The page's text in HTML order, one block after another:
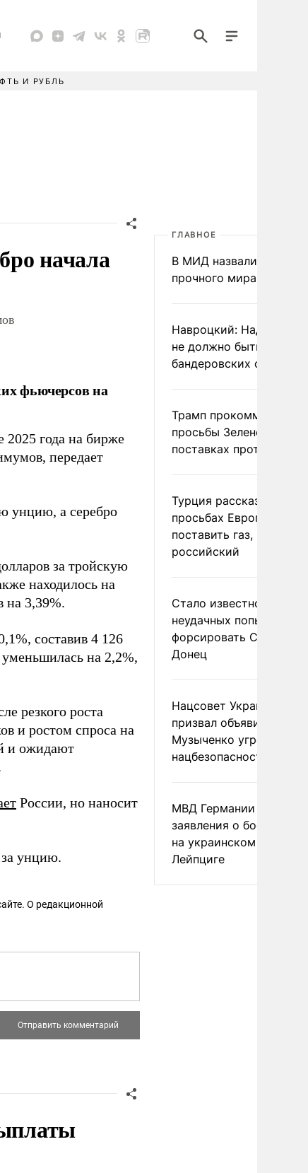
И РУБЛЬ
начала
фьючерсов на
2025 года на бирже
передает
унцию, а серебро
за тройскую
находилось на
на 3,39%.
составив 4 126
на 2,2%,
резкого роста
и ростом спроса на
и ожидают
России, но наносит
унцию.
О редакционной
ГЛАВНОЕ
В МИД назвали условия
прочного мира на
Навроцкий: Над
не должно быть
бандеровских флагов
Трамп
просьбы Зеленского о
поставках
Турция рассказала о
просьбах Европы
поставить газ, но не
российский
Стало известно о
неудачных попытках
форсировать
Донец
Нацсовет Украины по
призвал объявить
Музыченко угрозой
нацбезопасности
МВД Германии отвергло
заявления о
на украинском
Лейпциге